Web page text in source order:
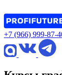
+7 (966) 999-87-